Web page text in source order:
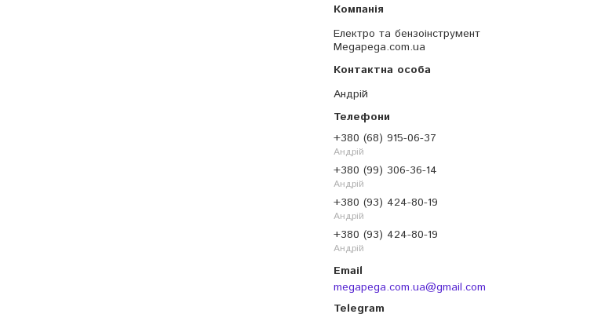
Електро та бензоінструмент
Megapega.com.ua
Андрій
+380 (68) 915-06-37
Андрій
+380 (99) 306-36-14
Андрій
+380 (93) 424-80-19
Андрій
+380 (93) 424-80-19
Андрій
megapega.com.ua@gmail.com